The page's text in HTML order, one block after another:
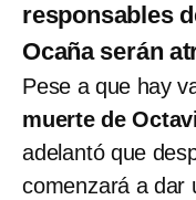
responsables
Ocaña serán
Pese a que hay
muerte de
adelantó que
comenzará a dar